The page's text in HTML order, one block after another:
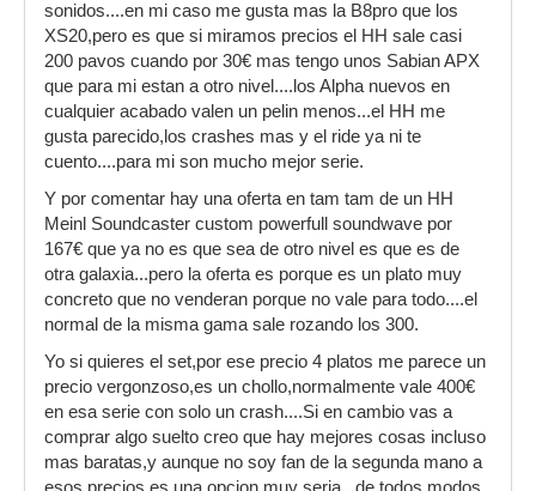
sonidos....en mi caso me gusta mas la B8pro que los
XS20,pero es que si miramos precios el HH sale casi
200 pavos cuando por 30€ mas tengo unos Sabian APX
que para mi estan a otro nivel....los Alpha nuevos en
cualquier acabado valen un pelin menos...el HH me
gusta parecido,los crashes mas y el ride ya ni te
cuento....para mi son mucho mejor serie.
Y por comentar hay una oferta en tam tam de un HH
Meinl Soundcaster custom powerfull soundwave por
167€ que ya no es que sea de otro nivel es que es de
otra galaxia...pero la oferta es porque es un plato muy
concreto que no venderan porque no vale para todo....el
normal de la misma gama sale rozando los 300.
Yo si quieres el set,por ese precio 4 platos me parece un
precio vergonzoso,es un chollo,normalmente vale 400€
en esa serie con solo un crash....Si en cambio vas a
comprar algo suelto creo que hay mejores cosas incluso
mas baratas,y aunque no soy fan de la segunda mano a